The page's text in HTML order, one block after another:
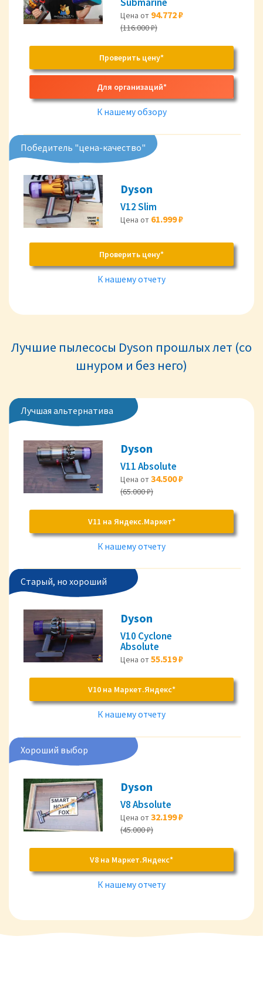
Цена от 94.772 ₽
(116.000 ₽)
Проверить цену*
Для организаций*
К нашему обзору
Победитель "цена-качество"
Dyson
V12 Slim
Цена от 61.999 ₽
Проверить цену*
К нашему отчету
Лучшие пылесосы Dyson прошлых лет (со
шнуром и без него)
Лучшая альтернатива
Dyson
V11 Absolute
Цена от34.500 ₽
(65.000 ₽)
V11 на Яндекс.Маркет*
К нашему отчету
Старый, но хороший
Dyson
V10 Cyclone
Absolute
Цена от55.519 ₽
V10 на Маркет.Яндекс*
К нашему отчету
Хороший выбор
Dyson
V8 Absolute
Цена от32.199 ₽
(45.000 ₽)
V8 на Маркет.Яндекс*
К нашему отчету